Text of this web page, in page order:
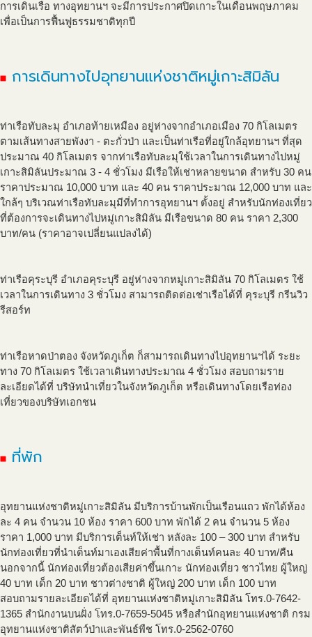
การเดินเรือ ทางอุทยานฯ จะมีการประกาศปิดเกาะในเดือนพฤษภาคม
เพื่อเป็นการฟื้นฟูธรรมชาติทุกปี
การเดินทางไปอุทยานแห่งชาติหมู่เกาะสิมิลัน
ท่าเรือทับละมุ อำเภอท้ายเหมือง อยู่ห่างจากอำเภอเมือง 70 กิโลเมตร
ตามเส้นทางสายพังงา - ตะกั่วป่า และเป็นท่าเรือที่อยู่ใกล้อุทยานฯ ที่สุด
ประมาณ 40 กิโลเมตร จากท่าเรือทับละมุใช้เวลาในการเดินทางไปหมู่
เกาะสิมิลันประมาณ 3 - 4 ชั่วโมง มีเรือให้เช่าหลายขนาด สำหรับ 30 คน
ราคาประมาณ 10,000 บาท และ 40 คน ราคาประมาณ 12,000 บาท และ
ใกล้ๆ บริเวณท่าเรือทับละมุมีที่ทำการอุทยานฯ ตั้งอยู่ สำหรับนักท่องเที่ยว
ที่ต้องการจะเดินทางไปหมู่เกาะสิมิลัน มีเรือขนาด 80 คน ราคา 2,300
บาท/คน (ราคาอาจเปลี่ยนแปลงได้)
ท่าเรือคุระบุรี อำเภอคุระบุรี อยู่ห่างจากหมู่เกาะสิมิลัน 70 กิโลเมตร ใช้
เวลาในการเดินทาง 3 ชั่วโมง สามารถติดต่อเช่าเรือได้ที่ คุระบุรี กรีนวิว
รีสอร์ท
ท่าเรือหาดป่าตอง จังหวัดภูเก็ต ก็สามารถเดินทางไปอุทยานฯได้ ระยะ
ทาง 70 กิโลเมตร ใช้เวลาเดินทางประมาณ 4 ชั่วโมง สอบถามราย
ละเอียดได้ที่ บริษัทนำเที่ยวในจังหวัดภูเก็ต หรือเดินทางโดยเรือท่อง
เที่ยวของบริษัทเอกชน
ที่พัก
อุทยานแห่งชาติหมู่เกาะสิมิลัน มีบริการบ้านพักเป็นเรือนแถว พักได้ห้อง
ละ 4 คน จำนวน 10 ห้อง ราคา 600 บาท พักได้ 2 คน จำนวน 5 ห้อง
ราคา 1,000 บาท มีบริการเต็นท์ให้เช่า หลังละ 100 – 300 บาท สำหรับ
นักท่องเที่ยวที่นำเต็นท์มาเองเสียค่าพื้นที่กางเต็นท์คนละ 40 บาท/คืน
นอกจากนี้ นักท่องเที่ยวต้องเสียค่าขึ้นเกาะ นักท่องเที่ยว ชาวไทย ผู้ใหญ่
40 บาท เด็ก 20 บาท ชาวต่างชาติ ผู้ใหญ่ 200 บาท เด็ก 100 บาท
สอบถามรายละเอียดได้ที่ อุทยานแห่งชาติหมู่เกาะสิมิลัน โทร.0-7642-
1365 สำนักงานบนฝั่ง โทร.0-7659-5045 หรือสำนักอุทยานแห่งชาติ กรม
อุทยานแห่งชาติสัตว์ป่าและพันธ์พืช โทร.0-2562-0760